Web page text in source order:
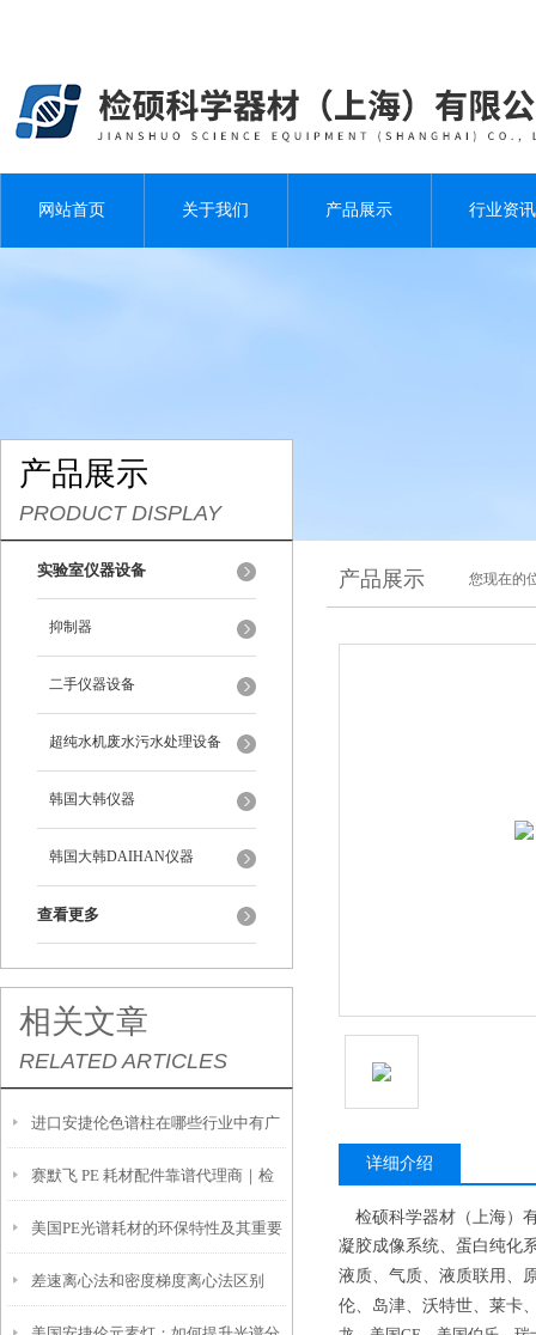
网站首页 关于我们 产品展示 行业资讯
产品展示
PRODUCT DISPLAY
实验室仪器设备
抑制器
二手仪器设备
超纯水机废水污水处理设备
韩国大韩仪器
韩国大韩DAIHAN仪器
查看更多
相关文章
RELATED ARTICLES
进口安捷伦色谱柱在哪些行业中有广
泛应用？
赛默飞 PE 耗材配件靠谱代理商｜检
硕科学口碑好 + 原厂正品可溯源
美国PE光谱耗材的环保特性及其重要
性
差速离心法和密度梯度离心法区别
产品展示 您现在的
详细介绍
检硕科学器材（上海）
凝胶成像系统、蛋白纯化
液质、气质、液质联用、
伦、岛津、沃特世、莱卡